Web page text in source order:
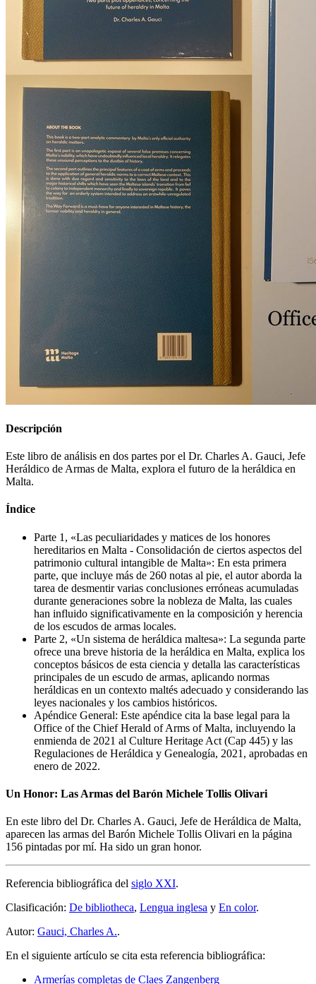
Descripción
Este libro de análisis en dos partes por el Dr. Charles A. Gauci, Jefe
Heráldico de Armas de Malta, explora el futuro de la heráldica en
Malta.
Índice
Parte 1, «Las peculiaridades y matices de los honores
hereditarios en Malta - Consolidación de ciertos aspectos del
patrimonio cultural intangible de Malta»: En esta primera
parte, que incluye más de 260 notas al pie, el autor aborda la
tarea de desmentir varias conclusiones erróneas acumuladas
durante generaciones sobre la nobleza de Malta, las cuales
han influido significativamente en la composición y herencia
de los escudos de armas locales.
Parte 2, «Un sistema de heráldica maltesa»: La segunda parte
ofrece una breve historia de la heráldica en Malta, explica los
conceptos básicos de esta ciencia y detalla las características
principales de un escudo de armas, aplicando normas
heráldicas en un contexto maltés adecuado y considerando las
leyes nacionales y los cambios históricos.
Apéndice General: Este apéndice cita la base legal para la
Office of the Chief Herald of Arms of Malta, incluyendo la
enmienda de 2021 al Culture Heritage Act (Cap 445) y las
Regulaciones de Heráldica y Genealogía, 2021, aprobadas en
enero de 2022.
Un Honor: Las Armas del Barón Michele Tollis Olivari
En este libro del Dr. Charles A. Gauci, Jefe de Heráldica de Malta,
aparecen las armas del Barón Michele Tollis Olivari en la página
156 pintadas por mí. Ha sido un gran honor.
Referencia bibliográfica del siglo XXI.
Clasificación: De bibliotheca, Lengua inglesa y En color.
Autor: Gauci, Charles A..
En el siguiente artículo se cita esta referencia bibliográfica:
Armerías completas de Claes Zangenberg